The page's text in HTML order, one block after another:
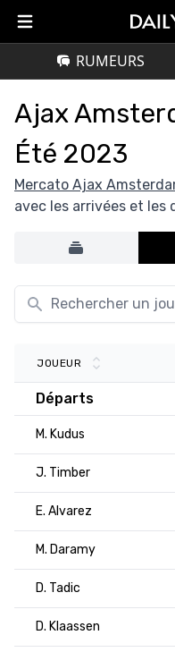
RUMEURS
Ajax
Été 2023
Mercato Ajax
avec les arrivées et les
JOUEUR
Départs
M. Kudus
J. Timber
E. Alvarez
M. Daramy
D. Tadic
D. Klaassen